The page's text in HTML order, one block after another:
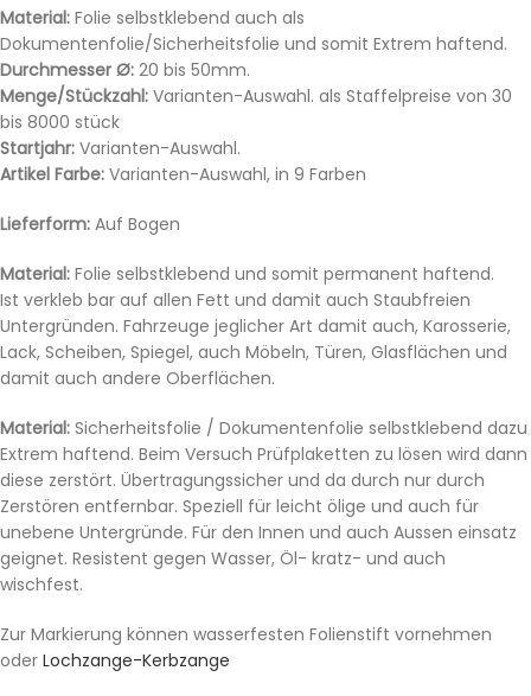
Material: Folie selbstklebend auch als
Dokumentenfolie/Sicherheitsfolie und somit Extrem haftend.
Durchmesser Ø: 20 bis 50mm.
Menge/Stückzahl: Varianten-Auswahl. als Staffelpreise von 30
bis 8000 stück
Startjahr: Varianten-Auswahl.
Artikel Farbe: Varianten-Auswahl, in 9 Farben
Lieferform: Auf Bogen
Material: Folie selbstklebend und somit permanent haftend.
Ist verkleb bar auf allen Fett und damit auch Staubfreien
Untergründen. Fahrzeuge jeglicher Art damit auch, Karosserie,
Lack, Scheiben, Spiegel, auch Möbeln, Türen, Glasflächen und
damit auch andere Oberflächen.
Material: Sicherheitsfolie / Dokumentenfolie selbstklebend dazu
Extrem haftend. Beim Versuch Prüfplaketten zu lösen wird dann
diese zerstört. Übertragungssicher und da durch nur durch
Zerstören entfernbar. Speziell für leicht ölige und auch für
unebene Untergründe. Für den Innen und auch Aussen einsatz
geignet. Resistent gegen Wasser, Öl- kratz- und auch
wischfest.
Zur Markierung können wasserfesten Folienstift vornehmen
oder Lochzange-Kerbzange